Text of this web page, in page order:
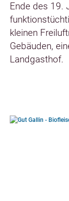
Ende des 19.
kleinen
Gebäuden,
Landgasthof.